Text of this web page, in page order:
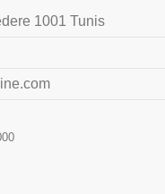
1001 Tunis